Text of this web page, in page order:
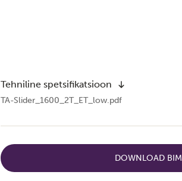
Tehniline spetsifikatsioon
TA-Slider_1600_2T_ET_low.pdf
DOWNLOAD BIM